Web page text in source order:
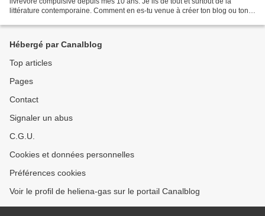
littérature contemporaine. Comment en es-tu venue à créer ton blog ou ton
Hébergé par Canalblog
Top articles
Pages
Contact
Signaler un abus
C.G.U.
Cookies et données personnelles
Préférences cookies
Voir le profil de heliena-gas sur le portail Canalblog